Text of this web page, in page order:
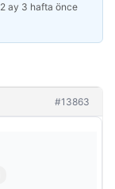
2 ay 3 hafta önce
#13863